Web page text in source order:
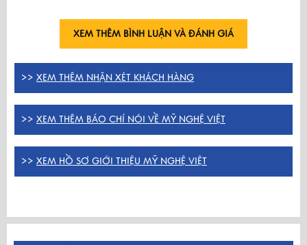
XEM THÊM BÌNH LUẬN VÀ ĐÁNH GIÁ
>> XEM THÊM NHẬN XÉT KHÁCH HÀNG
>> XEM THÊM BÁO CHÍ NÓI VỀ MỸ NGHỆ VIỆT
>> XEM HỒ SƠ GIỚI THIỆU MỸ NGHỆ VIỆT